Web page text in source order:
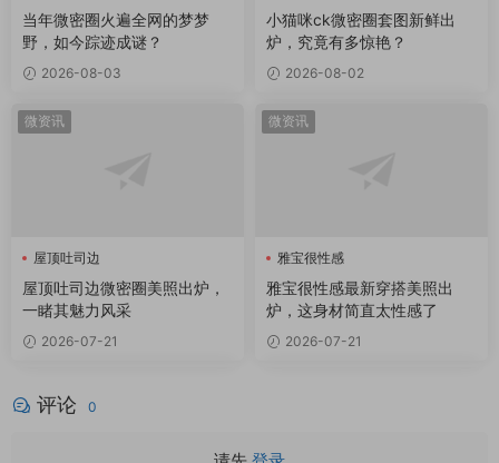
当年微密圈火遍全网的梦梦
野，如今踪迹成谜？
2026-08-03
小猫咪ck微密圈套图新鲜出
炉，究竟有多惊艳？
2026-08-02
微资讯
屋顶吐司边
屋顶吐司边微密圈
屋顶吐司边微密圈美照出炉，
一睹其魅力风采
2026-07-21
微资讯
雅宝很性感
雅宝很性感最新穿搭美照出
炉，这身材简直太性感了
2026-07-21
评论 0